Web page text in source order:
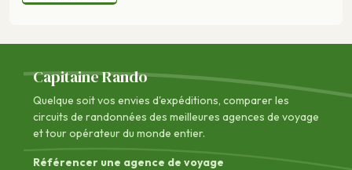
Capitaine Rando
Quelque soit vos envies d'expéditions, comparer les
circuits de randonnées des meilleures agences de voyage
et tour opérateur du monde entier.
Référencer une agence de voyage